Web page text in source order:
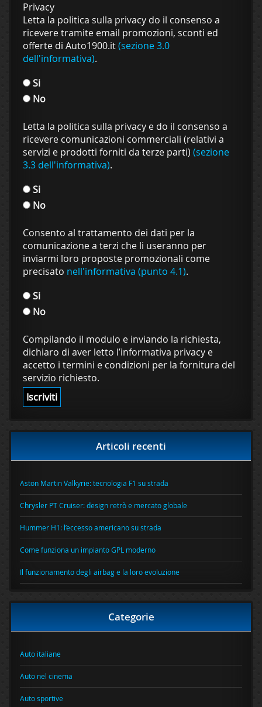
Privacy
Letta la politica sulla privacy do il consenso a
ricevere tramite email promozioni, sconti ed
offerte di Auto1900.it(sezione 3.0
dell'informativa).
Si
No
Letta la politica sulla privacy e do il consenso a
ricevere comunicazioni commerciali (relativi a
servizi e prodotti forniti da terze parti) (sezione
3.3 dell'informativa).
Si
No
Consento al trattamento dei dati per la
comunicazione a terzi che li useranno per
inviarmi loro proposte promozionali come
precisato nell'informativa (punto 4.1).
Si
No
Compilando il modulo e inviando la richiesta,
dichiaro di aver letto l’informativa privacy e
accetto i termini e condizioni per la fornitura del
servizio richiesto.
Articoli recenti
Aston Martin Valkyrie: tecnologia F1 su strada
Chrysler PT Cruiser: design retrò e mercato globale
Hummer H1: l’eccesso americano su strada
Come funziona un impianto GPL moderno
Il funzionamento degli airbag e la loro evoluzione
Categorie
Auto italiane
Auto nel cinema
Auto sportive